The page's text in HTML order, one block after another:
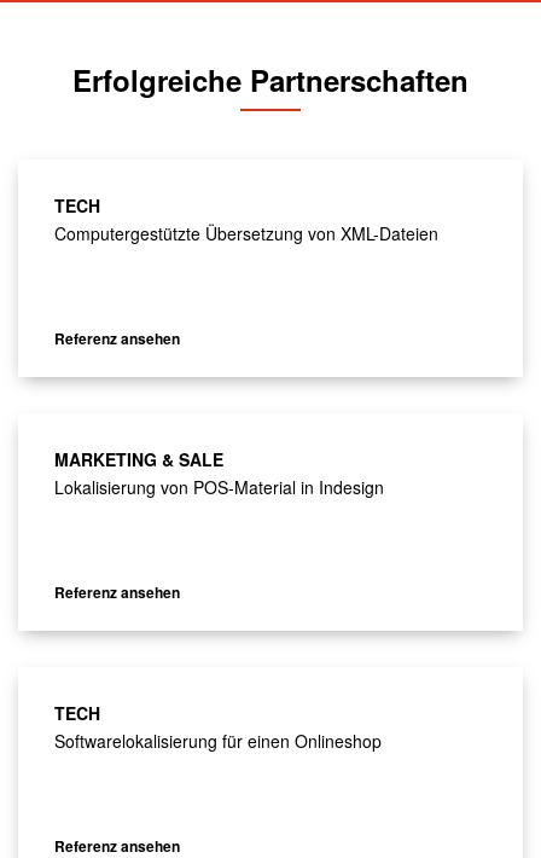
Erfolgreiche Partnerschaften
TECH
Computergestützte Übersetzung von XML-Dateien
Referenz ansehen
MARKETING & SALE
Lokalisierung von POS-Material in Indesign
Referenz ansehen
TECH
Softwarelokalisierung für einen Onlineshop
Referenz ansehen